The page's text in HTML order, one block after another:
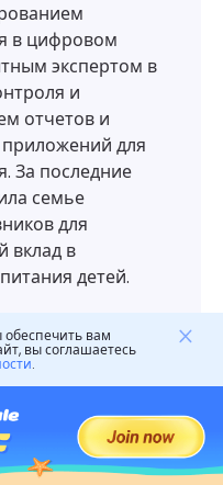
в цифровом
экспертом в
и
отчетов и
для
За последние
семье
для
вклад в
детей.
вам
вы соглашаетесь
.